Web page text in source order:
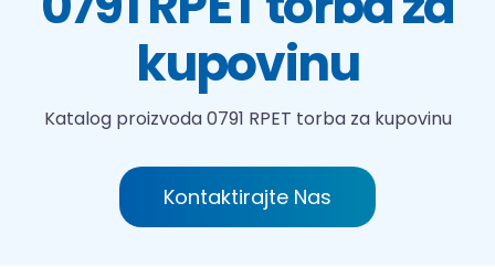
kupovinu
Katalog proizvoda0791 RPET torba za kupovinu
Kontaktirajte Nas